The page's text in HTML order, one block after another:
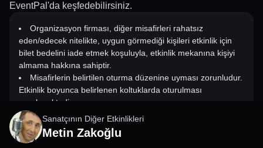
EventPal'da keşfedebilirsiniz.
Organizasyon firması, diğer misafirleri rahatsız
eden/edecek nitelikte, uygun görmediği kişileri etkinlik için
bilet bedelini iade etmek koşuluyla, etkinlik mekanına kişiyi
almama hakkına sahiptir.
Misafirlerin belirtilen oturma düzenine uyması zorunludur.
Etkinlik boyunca belirlenen koltuklarda oturulması
gerekmektedir.
Etkinlik başlangıç saatinden en az 30 dk. önce biletle
birlikte etkinliğin kapısında olacak şekilde hazır olunmasını
önemle rica ederiz.
Sanatçının Diğer Etkinlikleri
Metin Zakoğlu